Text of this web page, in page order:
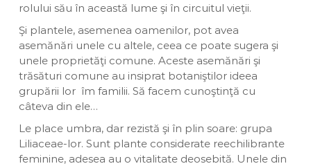
rolului său în această lume şi în circuitul vieţii.
Şi plantele, asemenea oamenilor, pot avea
asemănări unele cu altele, ceea ce poate sugera şi
unele proprietăţi comune. Aceste asemănări şi
trăsături comune au insiprat botaniştilor ideea
grupării lor îm familii. Să facem cunoştinţă cu
câteva din ele…
Le place umbra, dar rezistă şi în plin soare: grupa
Liliaceae-lor. Sunt plante considerate reechilibrante
feminine, adesea au o vitalitate deosebită. Unele din